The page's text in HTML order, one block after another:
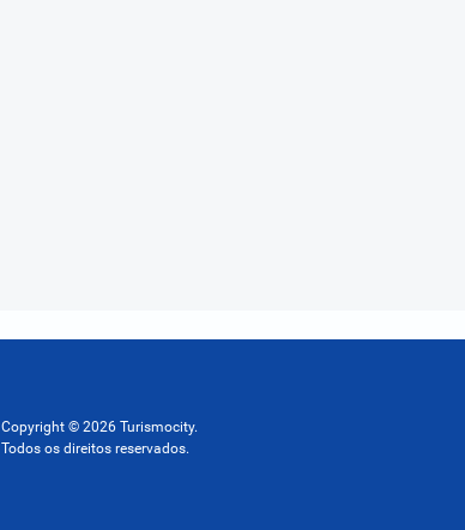
Copyright © 2026 Turismocity.
Todos os direitos reservados.